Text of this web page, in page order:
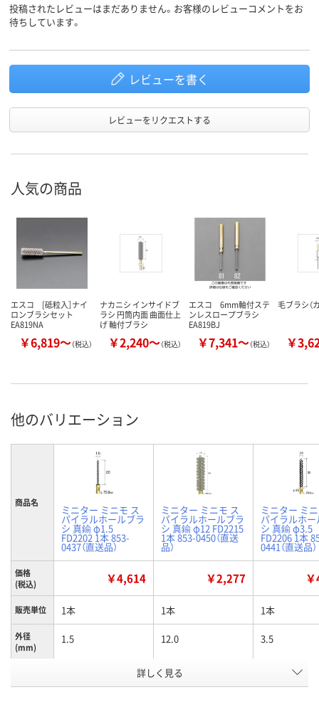
投稿されたレビューはまだありません。お客様のレビューコメントをお
待ちしています。
レビューを書く
レビューをリクエストする
人気の商品
エスコ [砥粒入］ナイ
ロンブラシセット
EA819NA
￥6,819～（税込）
ナカニシ インサイドブ
ラシ 円筒内面 曲面仕上
げ 軸付ブラシ
￥2,240～（税込）
エスコ 6mm軸付ステ
ンレスロープブラシ
EA819BJ
￥7,341～（税込）
毛ブラシ（
￥
他のバリエーション
商品名
ミニター ミニモ ス
パイラルホールブラ
シ 真鍮 φ1.5
FD2202 1本 853-
0437（直送品）
ミニター ミニモ ス
パイラルホールブラ
シ 真鍮 φ12 FD2215
1本 853-0450（直送
品）
ミニター ミ
パイラルホ
シ 真鍮 φ3.5
FD2206 1本
0441（直送品）
価格
(税込)
￥4,614 ￥2,277
販売単位 1本 1本 1本
外径
(mm)
1.5 12.0 3.5
XR19301 XR19295
詳しく見る